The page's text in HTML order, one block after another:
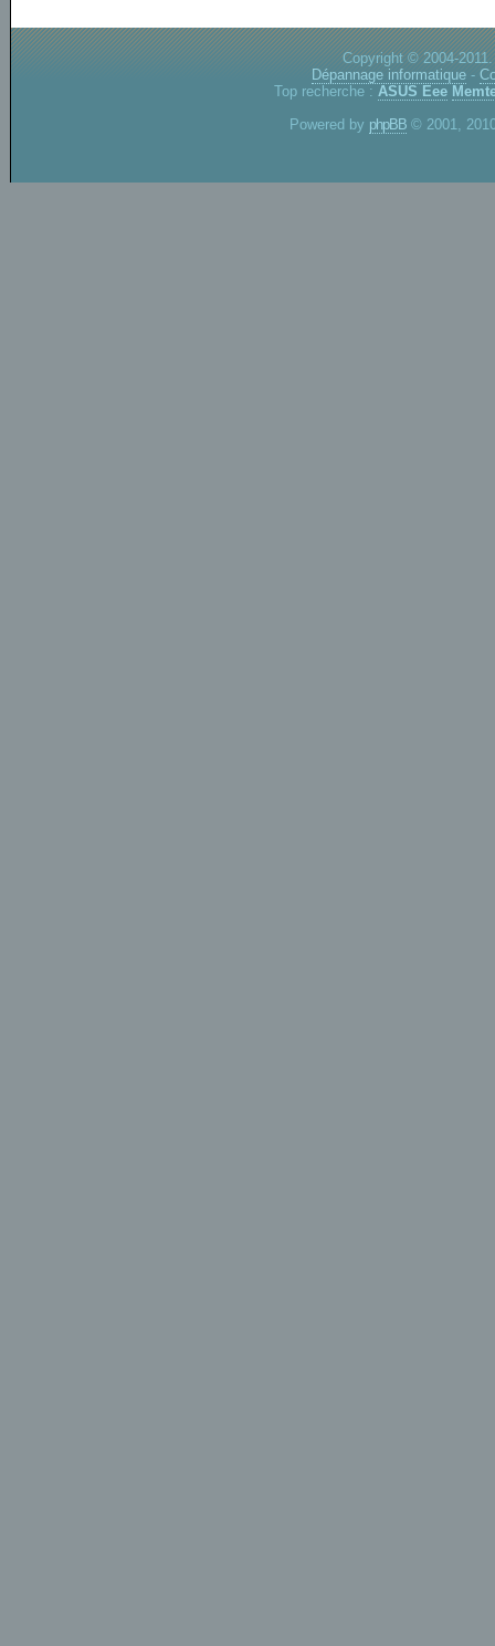
Copyright © 2004-
Dépannage informatique -
Top recherche : ASUS Eee
Powered by phpBB © 2001,